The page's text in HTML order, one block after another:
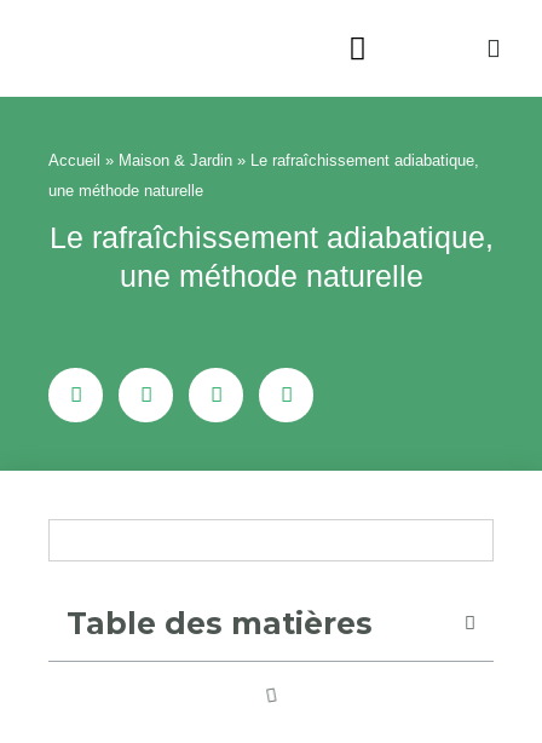
Accueil » Maison & Jardin » Le rafraîchissement adiabatique,
une méthode naturelle
Le rafraîchissement adiabatique,
une méthode naturelle
Table des matières